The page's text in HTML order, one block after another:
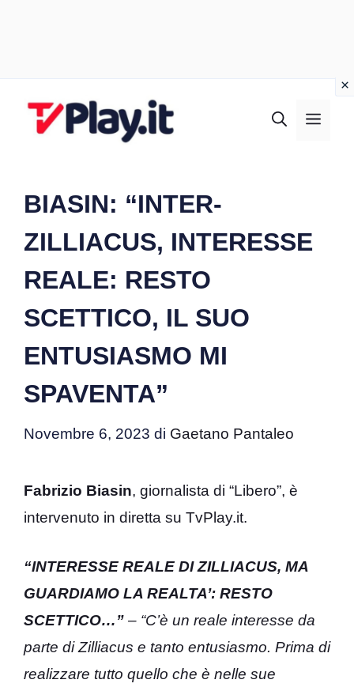
BIASIN: “INTER-
ZILLIACUS, INTERESSE
REALE: RESTO
SCETTICO, IL SUO
ENTUSIASMO MI
SPAVENTA”
Novembre 6, 2023 di Gaetano Pantaleo
Fabrizio Biasin, giornalista di “Libero”, è
intervenuto in diretta su TvPlay.it.
“INTERESSE REALE DI ZILLIACUS, MA
GUARDIAMO LA REALTA’: RESTO
SCETTICO…” – “C’è un reale interesse da
parte di Zilliacus e tanto entusiasmo. Prima di
realizzare tutto quello che è nelle sue